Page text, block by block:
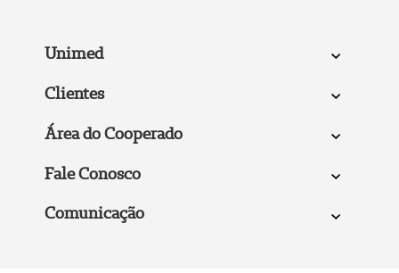
Unimed
Clientes
Área do Cooperado
Fale Conosco
Comunicação